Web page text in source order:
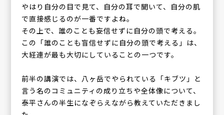
やはり自分の目で見て、自分の耳で聞いて、自分の肌
で直接感じるのが一番ですよね。
その上で、誰のことも妄信せずに自分の頭で考える。
この「誰のことも盲信せずに自分の頭で考える」は、
大経連が最も大切にしていることの一つです。
前半の講演では、八ヶ岳でやられている「キブツ」と
言う名のコミュニティの成り立ちや全体像について、
泰平さんの半生になぞらえながら教えていただきまし